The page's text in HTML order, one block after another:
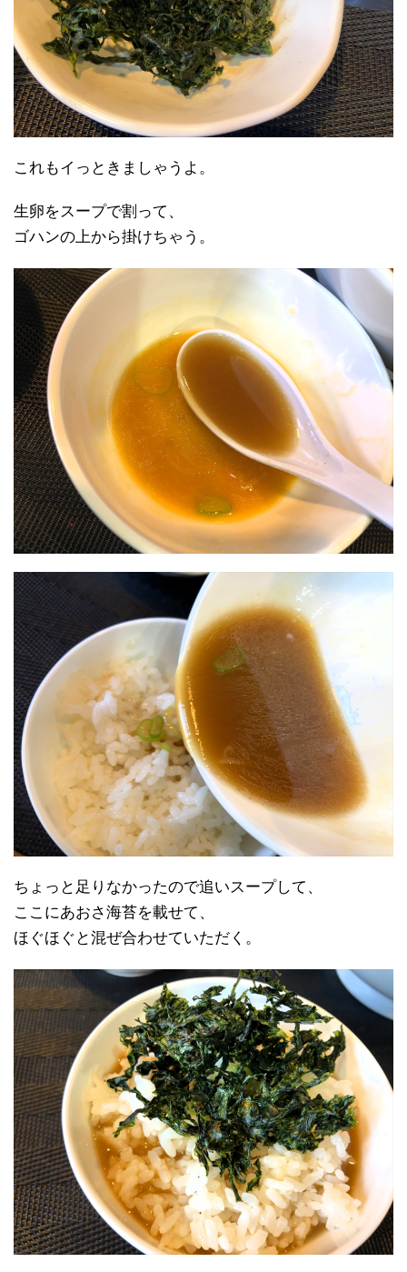
これもイっときましゃうよ。
生卵をスープで割って、
ゴハンの上から掛けちゃう。
ちょっと足りなかったので追いスープして、
ここにあおさ海苔を載せて、
ほぐほぐと混ぜ合わせていただく。